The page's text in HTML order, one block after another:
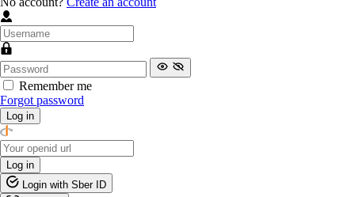
Remember me
Forgot password
Log in
Log in
Login with Sber ID